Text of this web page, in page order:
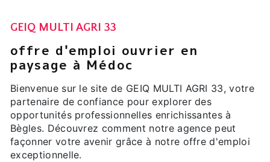
GEIQ MULTI AGRI 33
offre d'emploi ouvrier en
paysage à Médoc
Bienvenue sur le site de GEIQ MULTI AGRI 33, votre
partenaire de confiance pour explorer des
opportunités professionnelles enrichissantes à
Bègles. Découvrez comment notre agence peut
façonner votre avenir grâce à notre offre d'emploi
exceptionnelle.